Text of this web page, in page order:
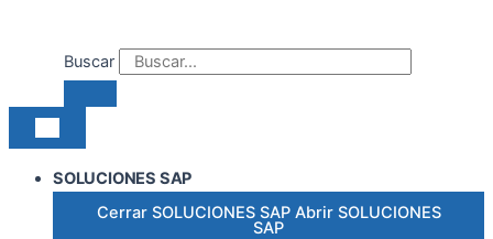
Buscar
SOLUCIONES SAP
Cerrar SOLUCIONES SAP Abrir SOLUCIONES
SAP